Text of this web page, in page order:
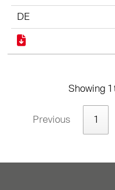
DE
Showing
Previous 1